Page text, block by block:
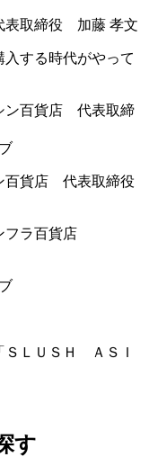
表取締役 加藤 孝文
する時代がやって
百貨店 代表取締役
フラ百貨店
ＳＬＵＳＨ ＡＳＩ
す